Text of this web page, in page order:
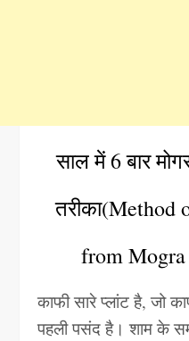
साल में 6 बार
from
काफी सारे प्लांट है, जो
पहली पसंद है। शाम के